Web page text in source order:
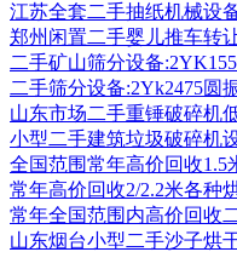
江苏全套二手抽纸机械设
郑州闲置二手婴儿推车转
二手矿山筛分设备
二手筛分设备:2Yk2475圆
山东市场二手重锤破碎机
小型二手建筑垃圾破碎机
全国范围常年高价回收1.5
常年高价回收2/2.2米各种
常年全国范围内高价回收
山东烟台小型二手沙子烘